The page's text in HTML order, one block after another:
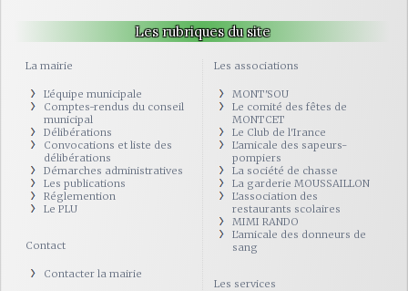
Les rubriques du site
La mairie
L'équipe municipale
Comptes-rendus du conseil
municipal
Délibérations
Convocations et liste des
délibérations
Démarches administratives
Les publications
Réglemention
Le PLU
Contact
Contacter la mairie
Les associations
MONT'SOU
Le comité des fêtes de
MONTCET
Le Club de l'Irance
L'amicale des sapeurs-
pompiers
La société de chasse
La garderie MOUSSAILLON
L'association des
restaurants scolaires
MIMI RANDO
L'amicale des donneurs de
sang
Les services